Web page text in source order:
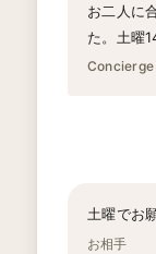
お二人に
た。土曜
Concierge
土曜でお
お相手